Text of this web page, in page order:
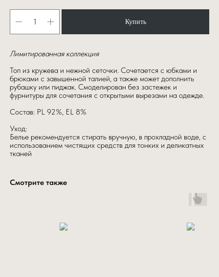
Купить
Лимитированная коллекция
Топ из кружева и нежной сеточки. Сочетается с юбками и
брюками с завышенной талией, а также может дополнить
рубашку или пиджак. Смоделирован без застежек и
фурнитуры для сочетания с открытыми вырезами на одежде.
Состав: PL 92%, EL 8%
Уход:
Белье рекомендуется стирать вручную, в прохладной воде, с
использованием чистящих средств для тонких и деликатных
тканей
Смотрите также